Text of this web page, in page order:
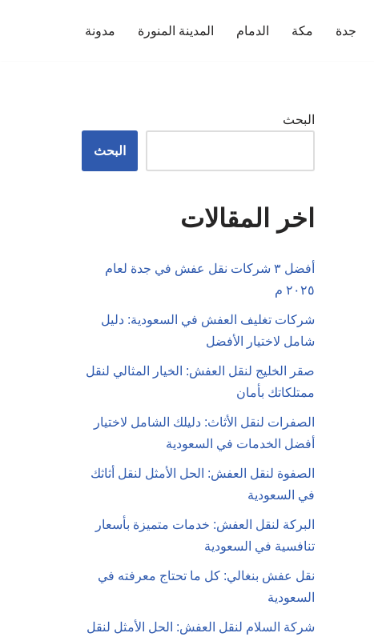
جدة مكة الدمام المدينة المنورة مدونة
البحث
البحث
اخر المقالات
أفضل ٣ شركات نقل عفش في جدة لعام
٢٠٢٥ م
شركات تغليف العفش في السعودية: دليل
شامل لاختيار الأفضل
صقر الخليج لنقل العفش: الخيار المثالي لنقل
ممتلكاتك بأمان
الصفرات لنقل الأثاث: دليلك الشامل لاختيار
أفضل الخدمات في السعودية
الصفوة لنقل العفش: الحل الأمثل لنقل أثاثك
في السعودية
البركة لنقل العفش: خدمات متميزة بأسعار
تنافسية في السعودية
نقل عفش بنغالي: كل ما تحتاج معرفته في
السعودية
شركة السلام لنقل العفش: الحل الأمثل لنقل